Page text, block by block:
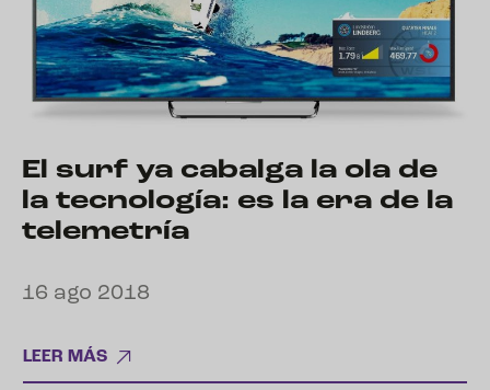
El surf ya cabalga la ola de
la tecnología: es la era de la
telemetría
16 ago 2018
LEER MÁS